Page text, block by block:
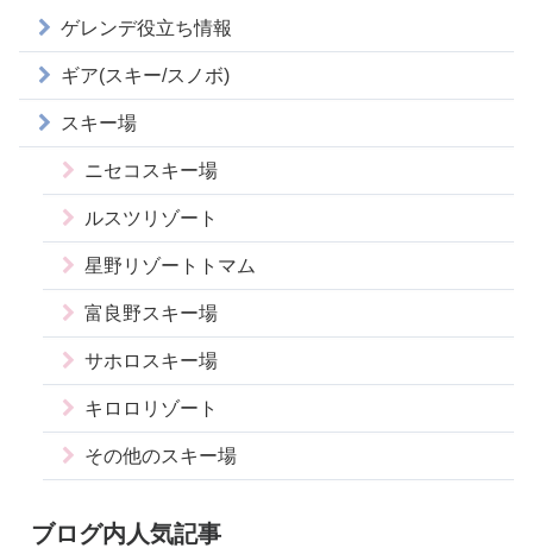
ゲレンデ役立ち情報
ギア(スキー/スノボ)
スキー場
ニセコスキー場
ルスツリゾート
星野リゾートトマム
富良野スキー場
サホロスキー場
キロロリゾート
その他のスキー場
ブログ内人気記事